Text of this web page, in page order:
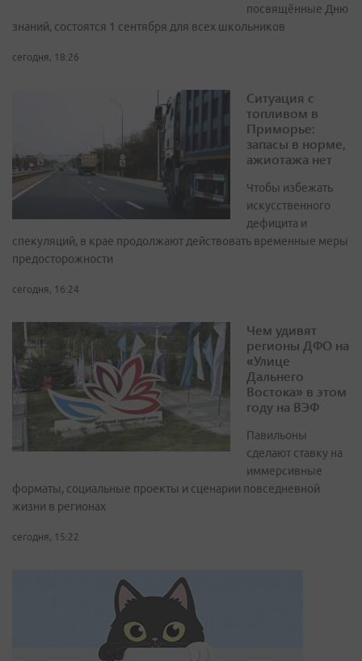
посвящённые Дню
знаний, состоятся 1 сентября для всех школьников
сегодня, 18:26
Ситуация с
топливом в
Приморье:
запасы в норме,
ажиотажа нет
Чтобы избежать
искусственного
дефицита и
спекуляций, в крае продолжают действовать временные меры
предосторожности
сегодня, 16:24
Чем удивят
регионы ДФО на
«Улице
Дальнего
Востока» в этом
году на ВЭФ
Павильоны
сделают ставку на
иммерсивные
форматы, социальные проекты и сценарии повседневной
жизни в регионах
сегодня, 15:22